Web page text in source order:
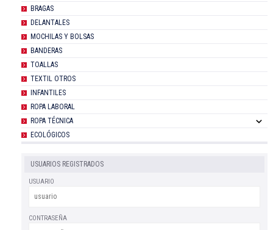
BRAGAS
DELANTALES
MOCHILAS Y BOLSAS
BANDERAS
TOALLAS
TEXTIL OTROS
INFANTILES
ROPA LABORAL
ROPA TÉCNICA
ECOLÓGICOS
USUARIOS REGISTRADOS
USUARIO
CONTRASEÑA